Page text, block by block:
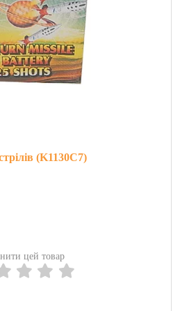
(K1130C7)
цей товар